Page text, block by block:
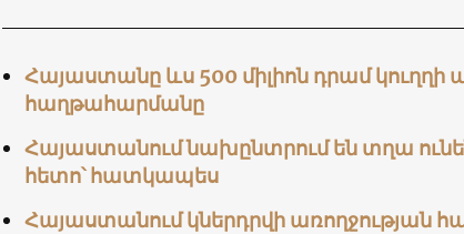
Հայաստանը ևս 500 միլիոն դրամ կուղղի
հաղթահարմանը
Հայաստանում նախընտրում են տղա
հետո՝ հատկապես
Հայաստանում կներդրվի